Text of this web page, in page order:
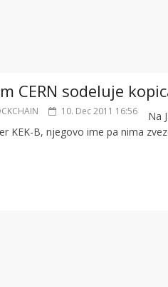
CERN sodeluje
10. Dec 2011 16:56
Na
KEK-B, njegovo ime pa nima